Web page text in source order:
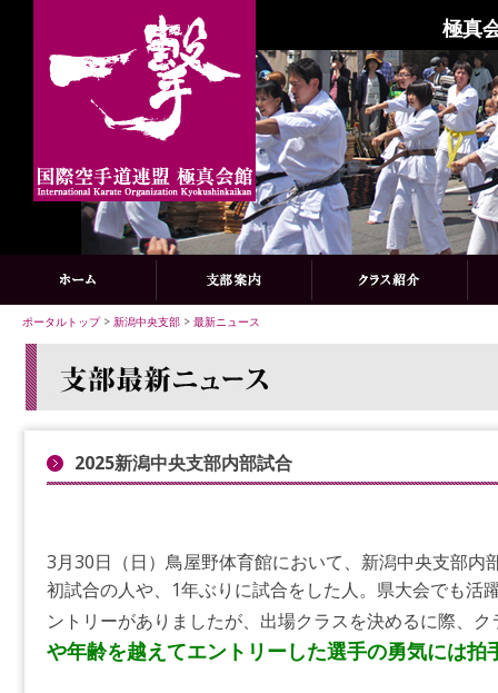
極真
ポータルトップ> 新潟中央支部 > 最新ニュース
2025新潟中央支部内部試合
3月30日（日）鳥屋野体育館において、新潟中央支部内
初試合の人や、1年ぶりに試合をした人。県大会でも活
ントリーがありましたが、出場クラスを決めるに際、
や年齢を越えてエントリーした選手の勇気には拍